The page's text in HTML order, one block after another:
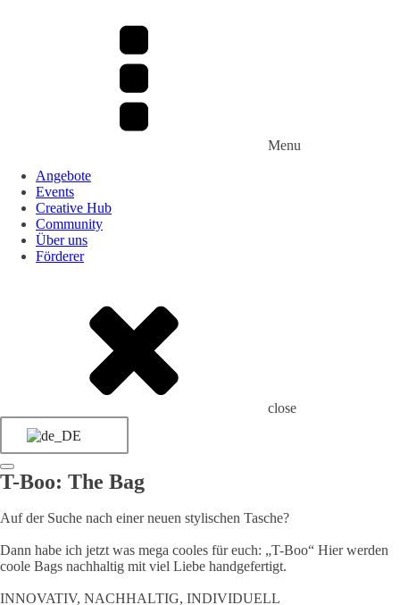
Menu
Angebote
Events
Creative Hub
Community
Über uns
Förderer
close
T-Boo: The Bag
Auf der Suche nach einer neuen stylischen Tasche?
Dann habe ich jetzt was mega cooles für euch: „T-Boo“ Hier werden
coole Bags nachhaltig mit viel Liebe handgefertigt.
INNOVATIV, NACHHALTIG, INDIVIDUELL